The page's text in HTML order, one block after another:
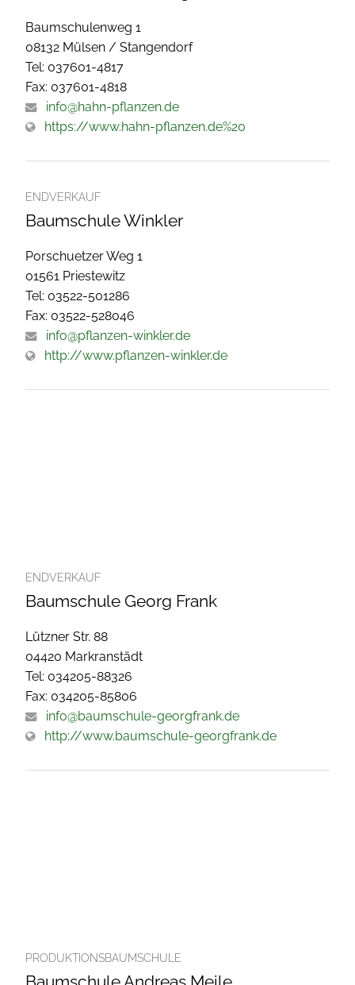
Baumschulenweg 1
08132 Mülsen / Stangendorf
Tel: 037601-4817
Fax: 037601-4818
info@hahn-pflanzen.de
https://www.hahn-pflanzen.de%20
ENDVERKAUF
Baumschule Winkler
Porschuetzer Weg 1
01561 Priestewitz
Tel: 03522-501286
Fax: 03522-528046
info@pflanzen-winkler.de
http://www.pflanzen-winkler.de
ENDVERKAUF
Baumschule Georg Frank
Lützner Str. 88
04420 Markranstädt
Tel: 034205-88326
Fax: 034205-85806
info@baumschule-georgfrank.de
http://www.baumschule-georgfrank.de
PRODUKTIONSBAUMSCHULE